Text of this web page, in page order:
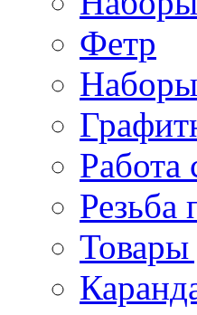
Фетр
Наборы
Работа
Резьба
Товары